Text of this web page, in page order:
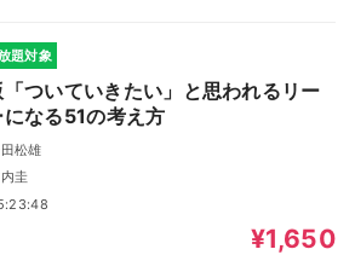
題対象
「ついていきたい」と思われるリー
になる51の考え方
松雄
圭
¥1,650